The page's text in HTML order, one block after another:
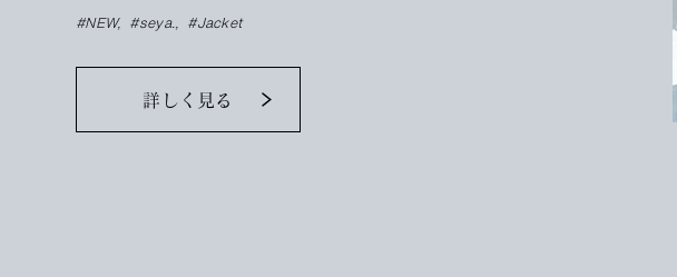
だと思います。
#NEW #seya. #Jacket
詳しく見る